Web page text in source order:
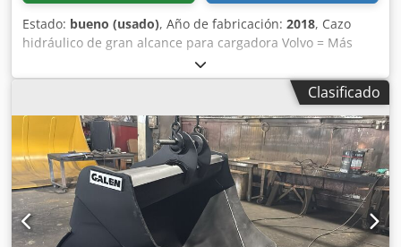
Estado: bueno (usado), Año de fabricación: 2018, Cazo
hidráulico de gran alcance para cargadora Volvo = Más
información = Año de fabricación: 2018 Apto para:
maquinaria de construcción Sistema de cambio rápido: Sí
Estado técnico: bueno Estado visual: bueno Contacte con
Gerrit Haverhoek para obtener más información.
Dkedpfxswwtg Se Akqer
Clasificado